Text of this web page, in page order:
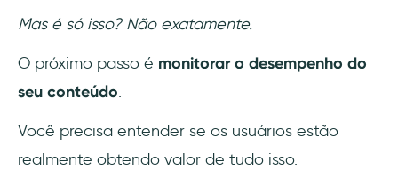
Mas é só isso? Não exatamente.
O próximo passo é monitorar o desempenho do
seu conteúdo.
Você precisa entender se os usuários estão
realmente obtendo valor de tudo isso.